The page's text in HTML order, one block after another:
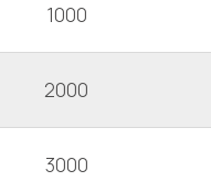
1000
2000
3000